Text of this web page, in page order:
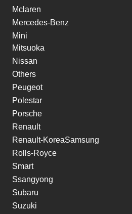
Mclaren
Mercedes-Benz
Mini
Mitsuoka
Nissan
Others
Peugeot
Polestar
Porsche
Renault
Renault-KoreaSamsung
Rolls-Royce
Smart
Ssangyong
Subaru
Suzuki